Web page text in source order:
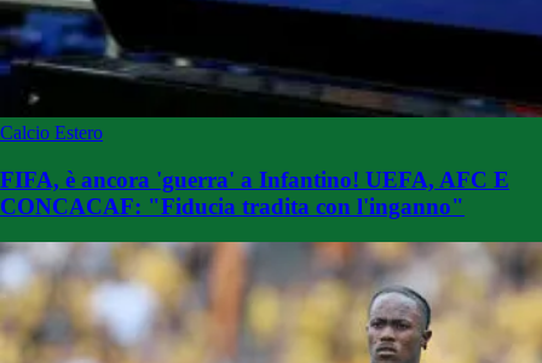
Calcio Estero
FIFA, è ancora 'guerra' a Infantino! UEFA, AFC E
CONCACAF: "Fiducia tradita con l'inganno"